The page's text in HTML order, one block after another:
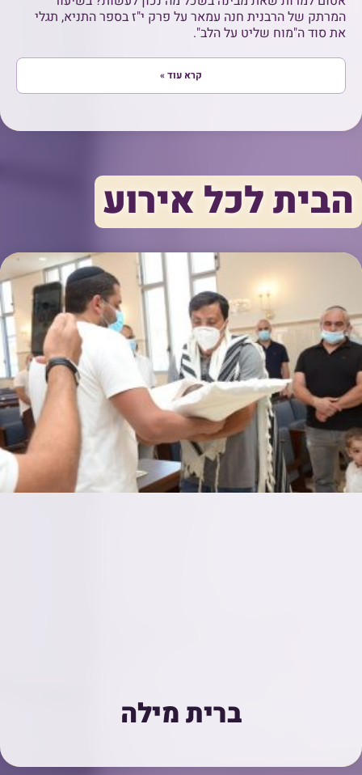
המרתק של הרבנית חנה עמאר על פרק י"ז בספר התניא, תגלי
את סוד ה"מוח שליט על הלב".
קרא עוד »
הבית לכל אירוע
ברית מילה